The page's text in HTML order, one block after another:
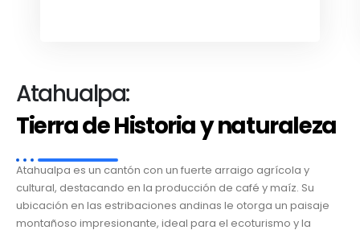
Atahualpa:
Tierra de Historia y naturaleza
Atahualpa es un cantón con un fuerte arraigo agrícola y
cultural, destacando en la producción de café y maíz. Su
ubicación en las estribaciones andinas le otorga un paisaje
montañoso impresionante, ideal para el ecoturismo y la